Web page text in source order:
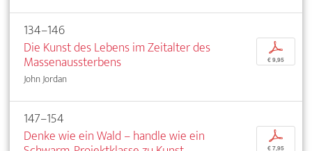
134–146
Die Kunst des Lebens im Zeitalter des
Massenaussterbens
John Jordan
p
€ 9,95
147–154
Denke wie ein Wald – handle wie ein
p
€ 7,95